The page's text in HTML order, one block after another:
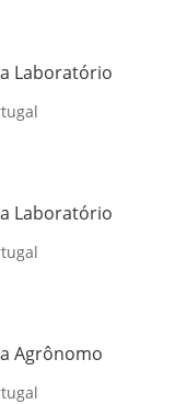
Laboratório
Laboratório
Agrônomo